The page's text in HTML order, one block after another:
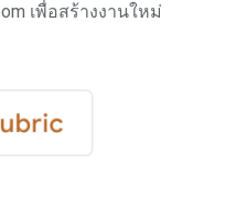
เพื่อสร้างงานใหม่